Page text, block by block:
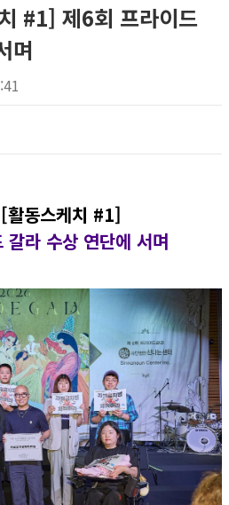
#1] 제6회 프라이드
며
동스케치 #1]
갈라 수상 연단에 서며